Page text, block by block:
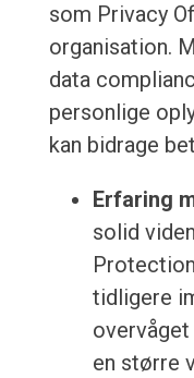
som Privacy
organisation.
data
personlige
kan bidrage
Erfaring
solid
tidligere
overvåget
en større